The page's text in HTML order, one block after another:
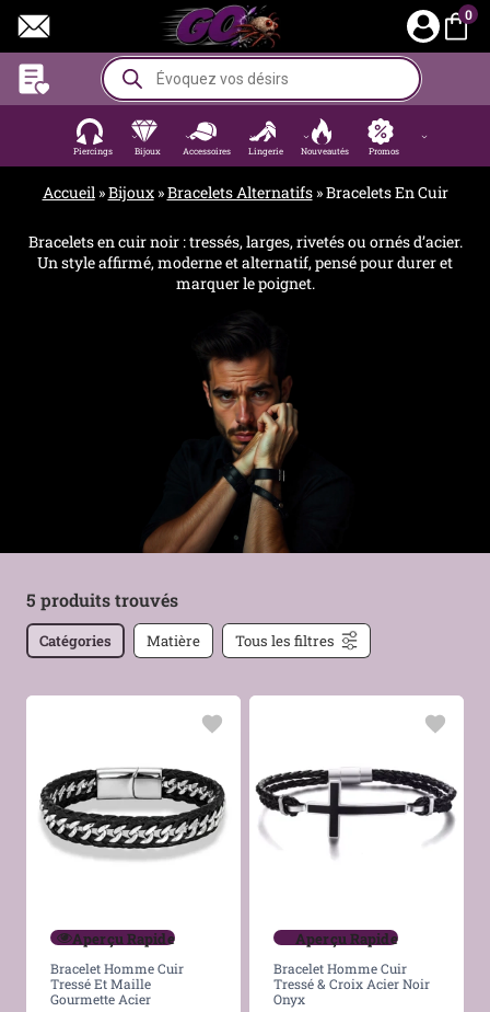
contenu
0
Recherche
de
produits
Piercings Bijoux Accessoires Lingerie Nouveautés Promos
Accueil»Bijoux»Bracelets Alternatifs»Bracelets En Cuir
Bracelets en cuir noir : tressés, larges, rivetés ou ornés d’acier.
Un style affirmé, moderne et alternatif, pensé pour durer et
marquer le poignet.
5 produits trouvés
Catégories Matière Tous les filtres
Aperçu Rapide
Bracelet Homme Cuir
Tressé Et Maille
Gourmette Acier
Aperçu Rapide
Bracelet Homme Cuir
Tressé & Croix Acier Noir
Onyx